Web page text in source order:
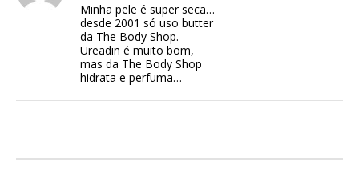
Minha pele é super seca…
desde 2001 só uso butter
da The Body Shop.
Ureadin é muito bom,
mas da The Body Shop
hidrata e perfuma…